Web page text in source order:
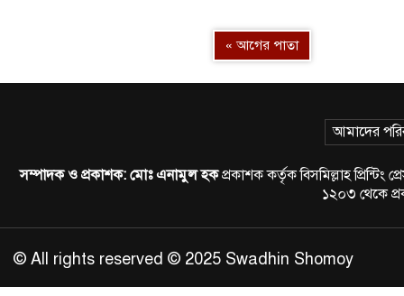
« আগের পাতা
আমাদের
সম্পাদক ও প্রকাশক: মোঃ এনামুল হকপ্রকাশক কর্তৃক বিসমিল্লাহ
১২০৩ থেকে
© All rights reserved © 2025 Swadhin Shomoy